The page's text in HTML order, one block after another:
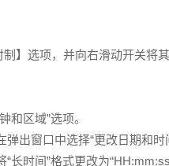
】选项，并向右滑动开关将其
和区域”选项。
出窗口中选择“更改日期和时
长时间”格式更改为